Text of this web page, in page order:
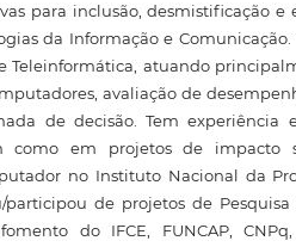
para inclusão, desmistificação
da Informação e
Teleinformática, atuando
avaliação de
de decisão. Tem experiência
como em projetos de impacto
no Instituto Nacional da
participou de projetos de
do IFCE, FUNCAP,